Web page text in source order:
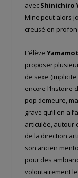
avec Shinichiro
Mine peut alors
creusé en
L’élève
proposer
de sexe
encore l’histoire
pop demeure,
grave qu’il en a
articulée, autour
de la direction
son ancien
pour des
volontairement